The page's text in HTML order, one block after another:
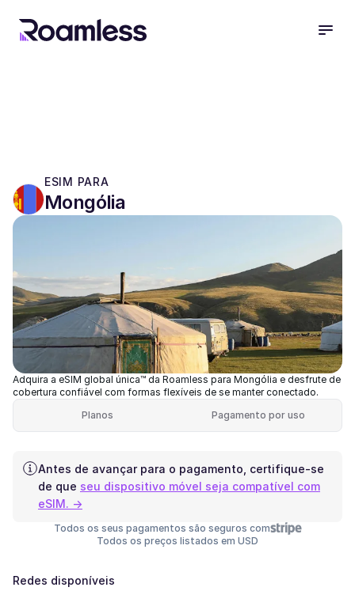
ESIM PARA
Mongólia
Adquira a eSIM global única™ da Roamless para Mongólia e desfrute de
cobertura confiável com formas flexíveis de se manter conectado.
Planos
Pagamento por uso
Antes de avançar para o pagamento, certifique-se
de que seu dispositivo móvel seja compatível com
eSIM. →
Todos os seus pagamentos são seguros com
Todos os preços listados em USD
Redes disponíveis